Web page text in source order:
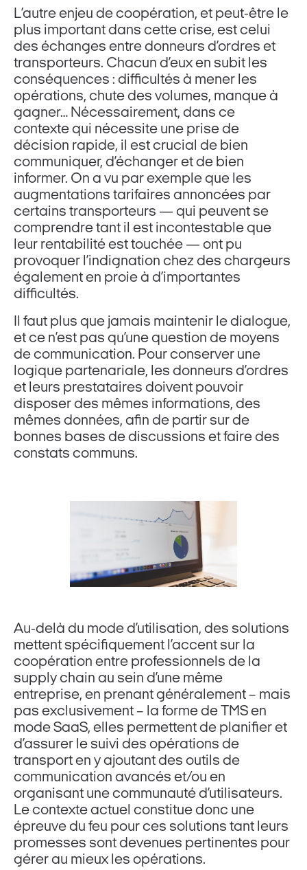
L’autre enjeu de coopération, et peut-être le
plus important dans cette crise, est celui
des échanges entre donneurs d’ordres et
transporteurs. Chacun d’eux en subit les
conséquences : difficultés à mener les
opérations, chute des volumes, manque à
gagner… Nécessairement, dans ce
contexte qui nécessite une prise de
décision rapide, il est crucial de bien
communiquer, d’échanger et de bien
informer. On a vu par exemple que les
augmentations tarifaires annoncées par
certains transporteurs — qui peuvent se
comprendre tant il est incontestable que
leur rentabilité est touchée — ont pu
provoquer l’indignation chez des chargeurs
également en proie à d’importantes
difficultés.
Il faut plus que jamais maintenir le dialogue,
et ce n’est pas qu’une question de moyens
de communication. Pour conserver une
logique partenariale, les donneurs d’ordres
et leurs prestataires doivent pouvoir
disposer des mêmes informations, des
mêmes données, afin de partir sur de
bonnes bases de discussions et faire des
constats communs.
Au-delà du mode d’utilisation, des solutions
mettent spécifiquement l’accent sur la
coopération entre professionnels de la
supply chain au sein d’une même
entreprise, en prenant généralement – mais
pas exclusivement – la forme de TMS en
mode SaaS, elles permettent de planifier et
d’assurer le suivi des opérations de
transport en y ajoutant des outils de
communication avancés et/ou en
organisant une communauté d’utilisateurs.
Le contexte actuel constitue donc une
épreuve du feu pour ces solutions tant leurs
promesses sont devenues pertinentes pour
gérer au mieux les opérations.